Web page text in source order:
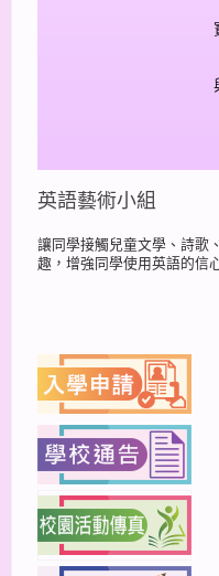
英語藝術小組
讓同學接觸兒童文學、詩歌
趣，增強同學使用英語的信